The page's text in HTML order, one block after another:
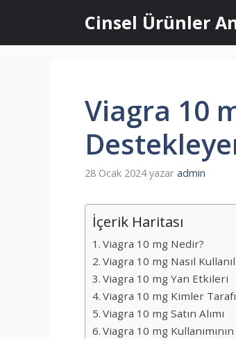
Cinsel Ürünler
Viagra 10
28 Ocak 2024 yazar admin
İçerik Haritası
Viagra 10 mg Nedir?
Viagra 10 mg Nasıl
Viagra 10 mg Yan Etkileri
Viagra 10 mg Kimler
Viagra 10 mg Satın Alımı
Viagra 10 mg